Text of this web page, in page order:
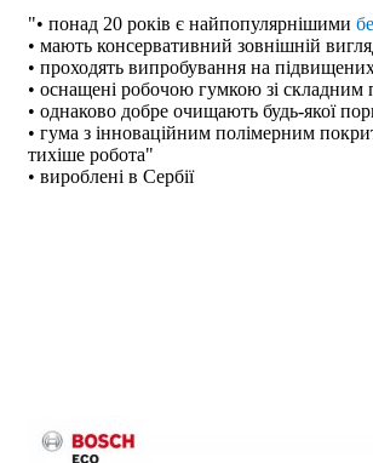
"• понад 20 років є найпопулярнішими
• мають консервативний зовнішній
• проходять випробування на
• оснащені робочою гумкою зі складним
• однаково добре очищають будь-якої
• гума з інноваційним полімерним
тихіше робота"
• вироблені в Сербії